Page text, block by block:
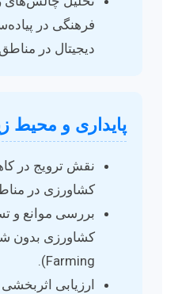
فرهنگی در
دیجیتال در
پایداری و محیط
نقش ترویج در
کشاورزی در
بررسی موانع و
Farming).
ارزیابی